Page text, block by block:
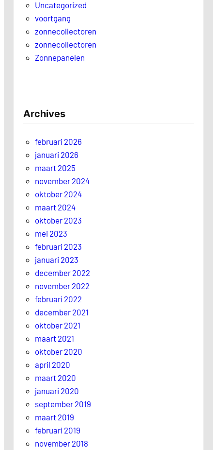
Uncategorized
voortgang
zonnecollectoren
zonnecollectoren
Zonnepanelen
Archives
februari 2026
januari 2026
maart 2025
november 2024
oktober 2024
maart 2024
oktober 2023
mei 2023
februari 2023
januari 2023
december 2022
november 2022
februari 2022
december 2021
oktober 2021
maart 2021
oktober 2020
april 2020
maart 2020
januari 2020
september 2019
maart 2019
februari 2019
november 2018